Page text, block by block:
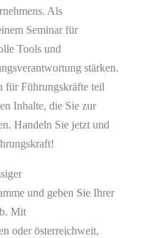
Als
Seminar für
Tools und
stärken.
für Führungskräfte teil
Inhalte, die Sie zur
Handeln Sie jetzt und
und geben Sie Ihrer
Mit
oder österreichweit,